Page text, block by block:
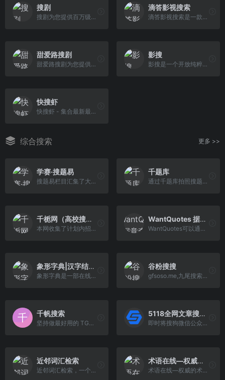
搜剧
搜剧为您提供百万级影视资源的免费分享，专注于打造顶尖的影视搜索引擎，让您畅享影视资源无忧。
滴答影视搜索
滴答影视搜索是一款全能影视搜索引擎，帮你找到最新影视资源，提供免费影视搜索与在线播放。
甜爱路搜剧
甜爱路搜剧为您提供百万级影视资源的免费分享，专注于打造顶尖的影视搜索引擎，让您畅享影视资源无忧。
影搜
影搜是一个开放纯粹的资源搜索平台，汇集了阿里云盘、百度云盘、夸克云盘、迅雷云盘四大资源，免费、免登录、无广告，专注于云盘资源搜索，方便、迅速、丝滑、流畅、高效。
快搜虾
快搜虾 - 集合最新最热短剧与海量影视作品的专业搜索引擎，更涵盖各行各业优质资源，一站式满足用户对短剧、电影、电视剧及各类专业信息的需求。快速 、精准、全面，让寻找资源变得轻松简单，赶快登录kuaisouxia.com，发现更多意想不到的精彩内容！
综合搜索 更多 >>
学赛·搜题易
搜题易栏目汇集了大学本科、大学专科、远程教育等各种学历类考试的试题及答案，是专业的学历类试题答案库，高效的解决您的做题、做作业、考试没答案的难题
千题库
通过千题库拍照搜题，语音搜题，找答案, 让你的问题得到精准的解答
千栀网（高校搜索）
本网收集了计划内招生的千所高校招生计划，招生简章，历年录取分数线，招生专业介绍等志愿填报相关信息，更有学长学姐的及过来人对学校的真实评价，助你填个好志愿，上个好学校，录个好专业！
WantQuotes 据意查句
WantQuotes可以通过描述的意思来查找名句，包括名人名言、古诗词和文言文名句、谚语俗语歇后语等。WantQuotes基于最先进的人工智能算法实现，由清华大学自然语言处理实验室出品。
象形字典|汉字结构查询网
象形字典是一部在线版的汉字学习辞典，内容并非仅针对象形字，而是广博地搜罗各类汉字，提供字头信息、字形演变、造字解说等等，还有引申用法及分类词汇，让你耳目一新、豁然开朗的在线汉语字典：象形依据，理性解说;古老汉字，深度激活。
谷粉搜搜
gfsoso.me,九尾搜索：由谷粉搜搜团队开发，主要提供网页、学术文献、图片搜索，致力于打造一个有用，干净的搜索引擎。
千帆搜索
坚持做最好用的 TG（Telegram）资源搜索引擎，服务你我他，深藏功与名！
5118全网文章搜索采集
即时将搜狗微信公众号文章,头条号,知乎,百家号搜索结果整合一个列表,让用户快速收集文章素材,支持导出
近邻词汇检索
近邻词汇检索，一个能够查找近似短语和相关术语的工具。支持检索成语、诗歌流行语。多种姿势夸人、写文助手、文案灵感。
术语在线—权威的术语知识服务平台
术语在线—权威的术语知识服务平台